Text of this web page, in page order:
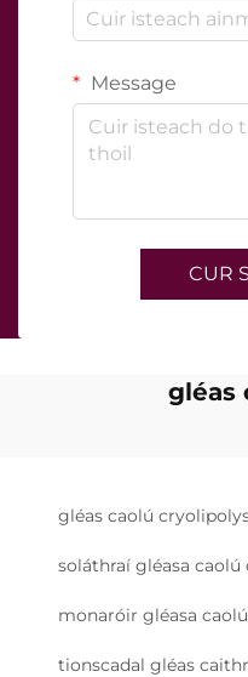
Message
CUR
gléas
gléas caolú
soláthraí gléasa
monaróir gléasa
tionscadal gléas